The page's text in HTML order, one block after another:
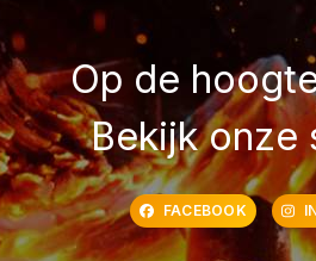
Op de
Bekijk onze
FACEBOOK